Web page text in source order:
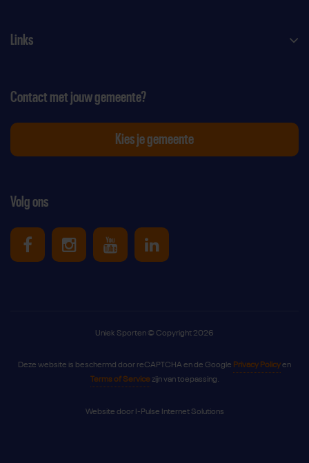
Links
Volg ons
Uniek Sporten op Facebook
Uniek Sporten op Instagram
Uniek Sporten op Youtube
Uniek Sporten op
Contact met jouw gemeente?
Kies je gemeente
Uniek Sporten © Copyright 2026
Deze website is beschermd door reCAPTCHA en de Google Privacy Policyen
Terms of Servicezijn van toepassing.
Website door I-Pulse Internet Solutions